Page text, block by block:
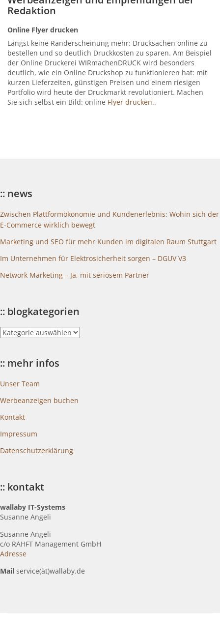
Redaktion
Online Flyer drucken
Längst keine Randerscheinung mehr: Drucksachen online zu
bestellen und so deutlich Druckkosten zu sparen. Am Beispiel
der Online Druckerei WIRmachenDRUCK wird besonders
deutlich, wie ein Online Druckshop zu funktionieren hat: mit
kurzen Lieferzeiten, günstigen Preisen und einem riesigen
Portfolio wird heute der Druckmarkt revolutioniert. Machen
Sie sich selbst ein Bild: online Flyer drucken..
:: news
Zwischen Plattformökonomie und Kundenerlebnis: Wohin sich der
E-Commerce wirklich bewegt
Marketing und SEO für mehr Kunden im digitalen Raum Stuttgart
Im Unternehmen für Elektrosicherheit sorgen – DGUV V3
Network Marketing – Ja, mit seriösem Partner
:: blogkategorien
::
blogkategorien
:: mehr infos
Unser Team
Werbeanzeigen buchen
Kontakt
Impressum
Datenschutzerklärung
:: kontakt
wallaby IT-Systems
Susanne Angeli
Susanne Angeli
c/o RAHFT Management GmbH
Adresse
Mail service(ät)wallaby.de